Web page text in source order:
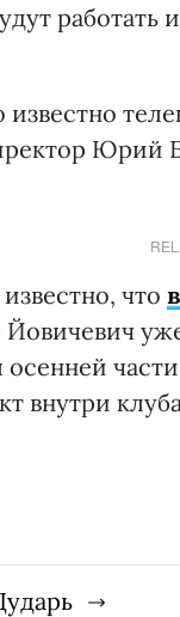
известно
Юрий
что
Йовичевич
внутри